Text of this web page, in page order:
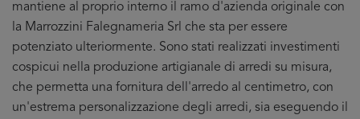
mantiene al proprio interno il ramo d'azienda originale con
la Marrozzini Falegnameria Srl che sta per essere
potenziato ulteriormente. Sono stati realizzati investimenti
cospicui nella produzione artigianale di arredi su misura,
che permetta una fornitura dell'arredo al centimetro, con
un'estrema personalizzazione degli arredi, sia eseguendo il